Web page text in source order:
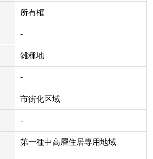
所有権
-
雑種地
-
市街化区域
-
第一種中高層住居専用地域